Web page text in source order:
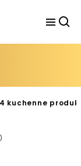
kuchenne